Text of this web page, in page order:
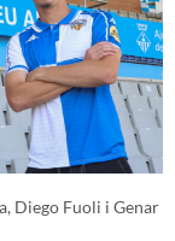
Diego Fuoli i Genar